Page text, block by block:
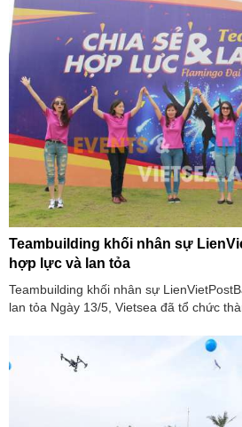
Teambuilding khối nhân sự
hợp lực và lan tỏa
Teambuilding khối nhân sự
lan tỏa Ngày 13/5, Vietsea đã tổ chức